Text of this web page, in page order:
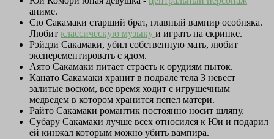
аниме.
Сю Сакамаки старший брат, главный вампир особняка.
Любит классическую музыку и играть на скрипке.
Рэйдзи Сакамаки, убил собственную мать, любит
эксперементировать с ядом.
Аято Сакамаки питает страсть к орудиям пыток.
Канато Сакамаки хранит в подвале тела 3 невест
залитые воском, все время ходит с игрушечным
медведем в котором хранится пепел матери.
Райто Сакамаки романтик постоянно носит шляпу.
Субару Сакамаки лучше всех относился к Юи и подарил
ей кинжал которым можно убить вампира.